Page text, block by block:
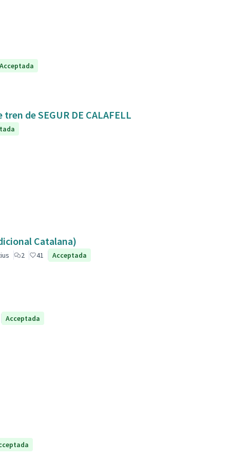
Acceptada
Mejora de la conexión y seguridad de la estación de tren de SEGUR DE CALAFELL
Catalana)
2 41 Acceptada
Acceptada